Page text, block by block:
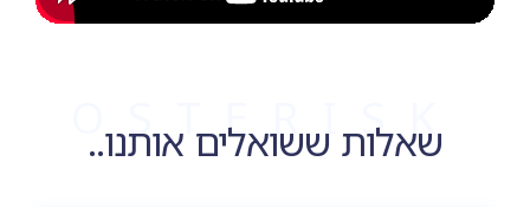
OSTERISK
שאלות ששואלים אותנו..